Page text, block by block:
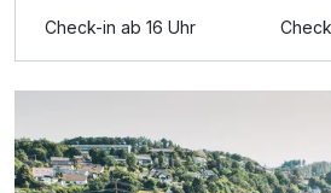
Für 4 Tage
Check-in ab 16 Uhr